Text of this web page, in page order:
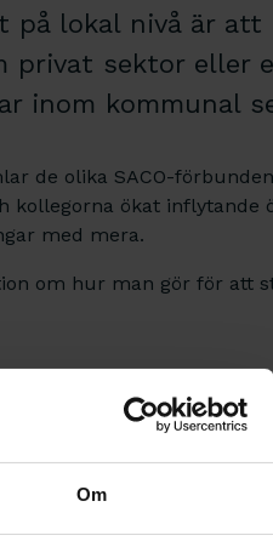
Om
lokal nivå är att
privat sektor eller
inom kommunal
de olika SACO-
kollegorna ökat inflytande
med mera.
om hur man gör för att